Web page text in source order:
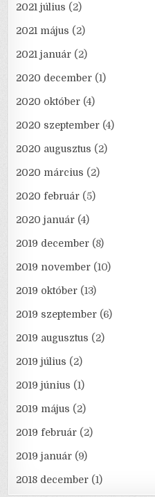
2021 július (2)
2021 május (2)
2021 január (2)
2020 december (1)
2020 október (4)
2020 szeptember (4)
2020 augusztus (2)
2020 március (2)
2020 február (5)
2020 január (4)
2019 december (8)
2019 november (10)
2019 október (13)
2019 szeptember (6)
2019 augusztus (2)
2019 július (2)
2019 június (1)
2019 május (2)
2019 február (2)
2019 január (9)
2018 december (1)